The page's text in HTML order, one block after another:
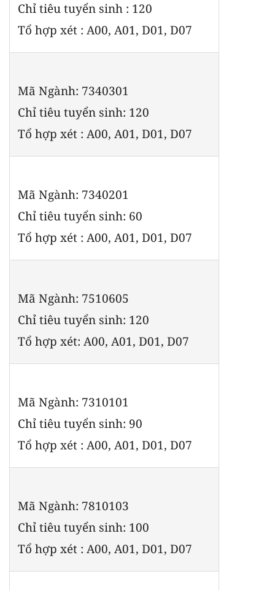
Chỉ tiêu tuyển sinh : 120
Tổ hợp xét : A00, A01, D01, D07
Mã Ngành: 7340301
Chỉ tiêu tuyển sinh: 120
Tổ hợp xét : A00, A01, D01, D07
Mã Ngành: 7340201
Chỉ tiêu tuyển sinh: 60
Tổ hợp xét : A00, A01, D01, D07
Mã Ngành: 7510605
Chỉ tiêu tuyển sinh: 120
Tổ hợp xét: A00, A01, D01, D07
Mã Ngành: 7310101
Chỉ tiêu tuyển sinh: 90
Tổ hợp xét : A00, A01, D01, D07
Mã Ngành: 7810103
Chỉ tiêu tuyển sinh: 100
Tổ hợp xét : A00, A01, D01, D07